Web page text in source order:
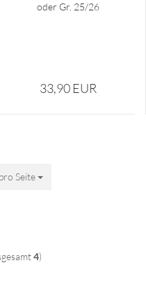
oder Gr. 25/26
33,90 EUR
Seite
Seite
4)